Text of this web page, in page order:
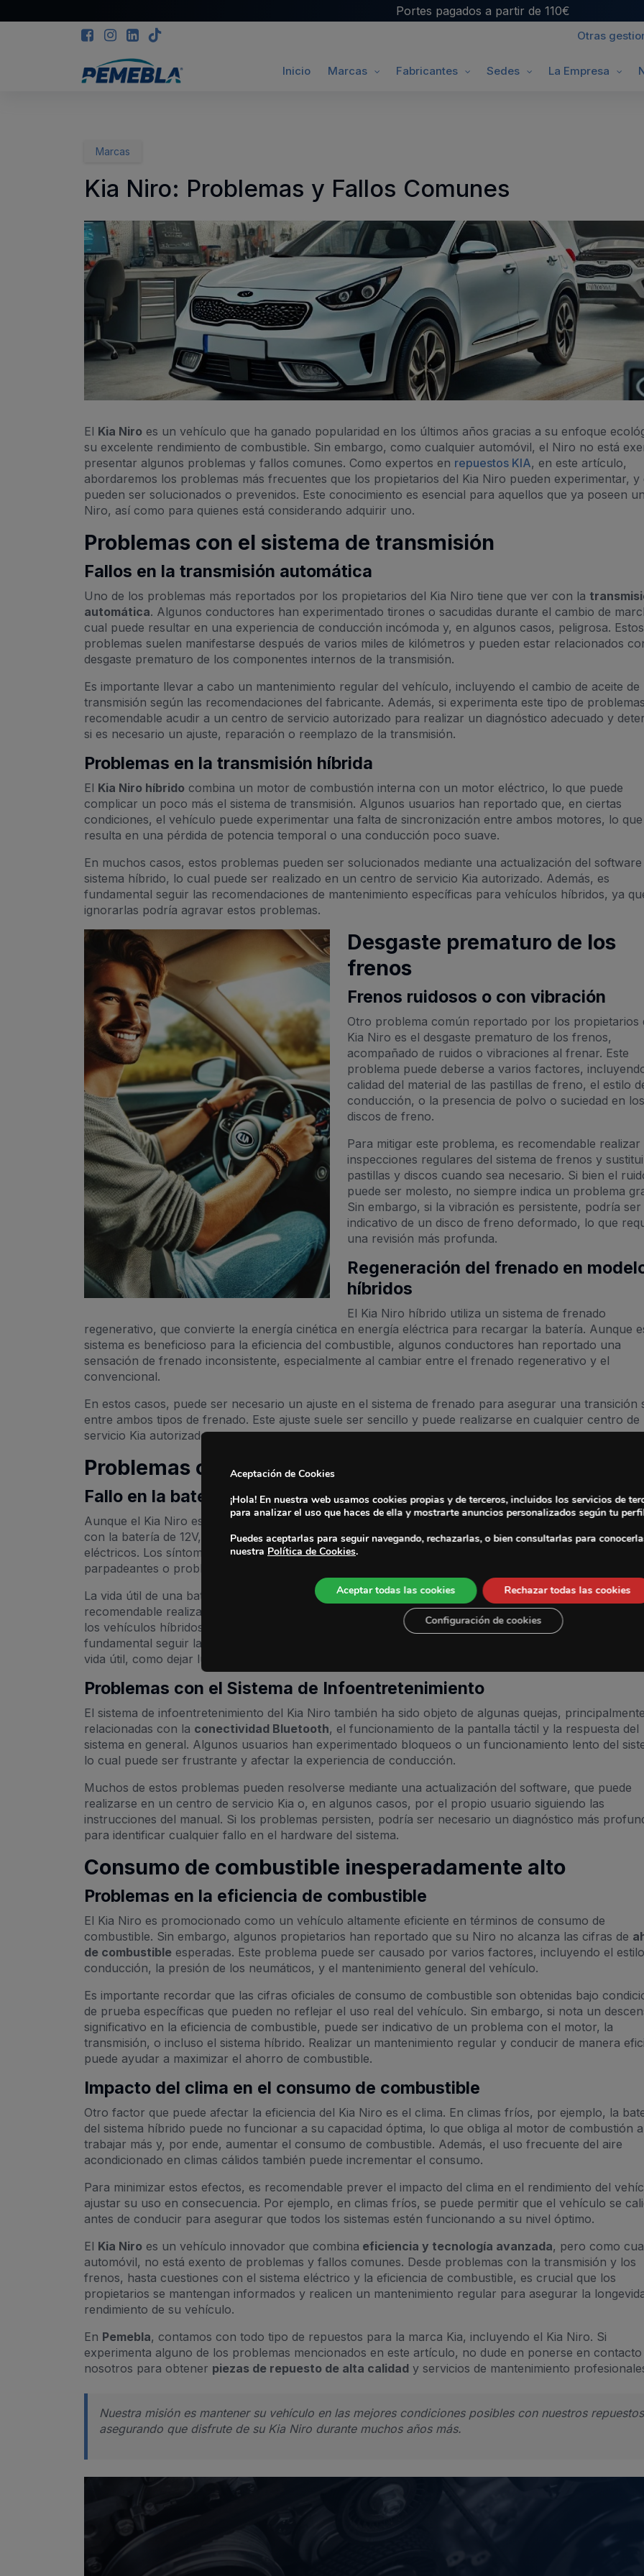
Portes pagados a partir de 110€
Otras
Inicio Marcas Fabricantes Sedes La Empresa
INICIO>BLOG>KIA NIRO: PROBLEMAS Y FALLOS COMUNES
Marcas
Kia Niro: Problemas y Fallos Comunes
El Kia Niro es un vehículo que ha ganado popularidad en los últimos años gracias a su enfoque
su excelente rendimiento de combustible. Sin embargo, como cualquier automóvil, el Niro no está
presentar algunos problemas y fallos comunes. Como expertos en repuestos KIA, en este artículo,
abordaremos los problemas más frecuentes que los propietarios del Kia Niro pueden experimentar, y
pueden ser solucionados o prevenidos. Este conocimiento es esencial para aquellos que ya poseen
Niro, así como para quienes está considerando adquirir uno.
Problemas con el sistema de transmisión
Fallos en la transmisión automática
Uno de los problemas más reportados por los propietarios del Kia Niro tiene que ver con la
automática. Algunos conductores han experimentado tirones o sacudidas durante el cambio de
cual puede resultar en una experiencia de conducción incómoda y, en algunos casos, peligrosa. Estos
problemas suelen manifestarse después de varios miles de kilómetros y pueden estar relacionados
desgaste prematuro de los componentes internos de la transmisión.
Es importante llevar a cabo un mantenimiento regular del vehículo, incluyendo el cambio de aceite de
transmisión según las recomendaciones del fabricante. Además, si experimenta este tipo de
recomendable acudir a un centro de servicio autorizado para realizar un diagnóstico adecuado y
si es necesario un ajuste, reparación o reemplazo de la transmisión.
Problemas en la transmisión híbrida
El Kia Niro híbrido combina un motor de combustión interna con un motor eléctrico, lo que puede
complicar un poco más el sistema de transmisión. Algunos usuarios han reportado que, en ciertas
condiciones, el vehículo puede experimentar una falta de sincronización entre ambos motores, lo que
resulta en una pérdida de potencia temporal o una conducción poco suave.
En muchos casos, estos problemas pueden ser solucionados mediante una actualización del software
sistema híbrido, lo cual puede ser realizado en un centro de servicio Kia autorizado. Además, es
fundamental seguir las recomendaciones de mantenimiento específicas para vehículos híbridos, ya
ignorarlas podría agravar estos problemas.
Desgaste prematuro de los
frenos
Frenos ruidosos o con vibración
Otro problema común reportado por los propietarios
Kia Niro es el desgaste prematuro de los frenos,
acompañado de ruidos o vibraciones al frenar. Este
problema puede deberse a varios factores,
calidad del material de las pastillas de freno, el estilo
conducción, o la presencia de polvo o suciedad en los
discos de freno.
Para mitigar este problema, es recomendable realizar
inspecciones regulares del sistema de frenos y
pastillas y discos cuando sea necesario. Si bien el
puede ser molesto, no siempre indica un problema
Sin embargo, si la vibración es persistente, podría ser
indicativo de un disco de freno deformado, lo que
una revisión más profunda.
Regeneración del frenado en
híbridos
El Kia Niro híbrido utiliza un sistema de frenado
regenerativo, que convierte la energía cinética en energía eléctrica para recargar la batería. Aunque
sistema es beneficioso para la eficiencia del combustible, algunos conductores han reportado una
sensación de frenado inconsistente, especialmente al cambiar entre el frenado regenerativo y el
convencional.
En estos casos, puede ser necesario un ajuste en el sistema de frenado para asegurar una transición
entre ambos tipos de frenado. Este ajuste suele ser sencillo y puede realizarse en cualquier centro de
servicio Kia autorizado.
Problemas con el Sistema Eléctrico
Fallo en la batería de 12V
Aunque el Kia Niro es conocido por su eficiencia energética, algunos propietarios han reportado
con la batería de 12V, la cual es crucial para arrancar el vehículo y operar muchos de sus sistemas
eléctricos. Los síntomas de una batería defectuosa incluyen la incapacidad de arrancar el coche, luces
parpadeantes o problemas con el sistema de entretenimiento y navegación.
La vida útil de una batería de 12V puede variar, pero si experimenta estos problemas repetidamente, es
recomendable realizar una revisión del sistema eléctrico y considerar la sustitución de la batería.
los vehículos híbridos como el Kia Niro requieren un manejo especial de la batería, por lo que es
fundamental seguir las instrucciones del manual del propietario y evitar prácticas que puedan reducir
vida útil, como dejar luces encendidas cuando el vehículo no está en uso.
Problemas con el Sistema de Infoentretenimiento
El sistema de infoentretenimiento del Kia Niro también ha sido objeto de algunas quejas, principalmente
relacionadas con la conectividad Bluetooth, el funcionamiento de la pantalla táctil y la respuesta del
sistema en general. Algunos usuarios han experimentado bloqueos o un funcionamiento lento del
lo cual puede ser frustrante y afectar la experiencia de conducción.
Muchos de estos problemas pueden resolverse mediante una actualización del software, que puede
realizarse en un centro de servicio Kia o, en algunos casos, por el propio usuario siguiendo las
instrucciones del manual. Si los problemas persisten, podría ser necesario un diagnóstico más
para identificar cualquier fallo en el hardware del sistema.
Consumo de combustible inesperadamente alto
Problemas en la eficiencia de combustible
El Kia Niro es promocionado como un vehículo altamente eficiente en términos de consumo de
combustible. Sin embargo, algunos propietarios han reportado que su Niro no alcanza las cifras de
de combustible esperadas. Este problema puede ser causado por varios factores, incluyendo el
conducción, la presión de los neumáticos, y el mantenimiento general del vehículo.
Es importante recordar que las cifras oficiales de consumo de combustible son obtenidas bajo
de prueba específicas que pueden no reflejar el uso real del vehículo. Sin embargo, si nota un
significativo en la eficiencia de combustible, puede ser indicativo de un problema con el motor, la
transmisión, o incluso el sistema híbrido. Realizar un mantenimiento regular y conducir de manera
puede ayudar a maximizar el ahorro de combustible.
Impacto del clima en el consumo de combustible
Otro factor que puede afectar la eficiencia del Kia Niro es el clima. En climas fríos, por ejemplo, la
del sistema híbrido puede no funcionar a su capacidad óptima, lo que obliga al motor de combustión a
trabajar más y, por ende, aumentar el consumo de combustible. Además, el uso frecuente del aire
acondicionado en climas cálidos también puede incrementar el consumo.
Para minimizar estos efectos, es recomendable prever el impacto del clima en el rendimiento del
ajustar su uso en consecuencia. Por ejemplo, en climas fríos, se puede permitir que el vehículo se
antes de conducir para asegurar que todos los sistemas estén funcionando a su nivel óptimo.
El Kia Niro es un vehículo innovador que combina eficiencia y tecnología avanzada, pero como
automóvil, no está exento de problemas y fallos comunes. Desde problemas con la transmisión y los
frenos, hasta cuestiones con el sistema eléctrico y la eficiencia de combustible, es crucial que los
propietarios se mantengan informados y realicen un mantenimiento regular para asegurar la
rendimiento de su vehículo.
En Pemebla, contamos con todo tipo de repuestos para la marca Kia, incluyendo el Kia Niro. Si
experimenta alguno de los problemas mencionados en este artículo, no dude en ponerse en
nosotros para obtener piezas de repuesto de alta calidad y servicios de mantenimiento
Nuestra misión es mantener su vehículo en las mejores condiciones posibles con nuestros
asegurando que disfrute de su Kia Niro durante muchos años más.
Aceptación de Cookies
¡Hola! En nuestra web usamos cookies propias y de terceros, incluidos los servicios de
para analizar el uso que haces de ella y mostrarte anuncios personalizados según tu
Puedes aceptarlas para seguir navegando, rechazarlas, o bien consultarlas para
nuestra Política de Cookies.
Aceptar todas las cookies Rechazar todas las cookies
Configuración de cookies